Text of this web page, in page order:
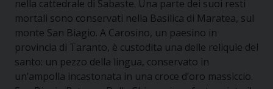
nella cattedrale di Sabaste. Una parte dei suoi resti
mortali sono conservati nella Basilica di Maratea, sul
monte San Biagio. A Carosino, un paesino in
provincia di Taranto, è custodita una delle reliquie del
santo: un pezzo della lingua, conservato in
un’ampolla incastonata in una croce d’oro massiccio.